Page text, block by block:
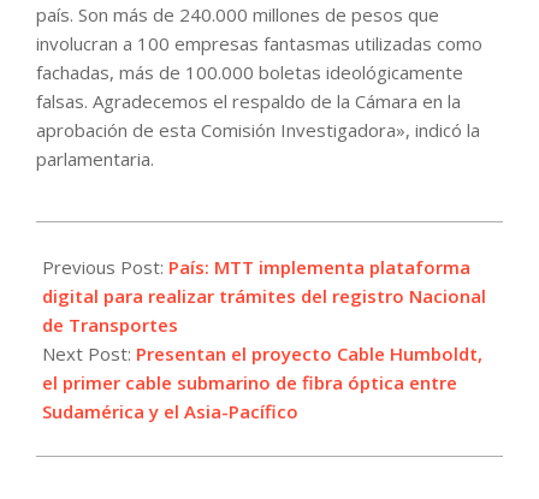
país. Son más de 240.000 millones de pesos que
involucran a 100 empresas fantasmas utilizadas como
fachadas, más de 100.000 boletas ideológicamente
falsas. Agradecemos el respaldo de la Cámara en la
aprobación de esta Comisión Investigadora», indicó la
parlamentaria.
01-
11
Previous Post: País: MTT implementa plataforma
digital para realizar trámites del registro Nacional
de Transportes
Next Post: Presentan el proyecto Cable Humboldt,
el primer cable submarino de fibra óptica entre
Sudamérica y el Asia-Pacífico